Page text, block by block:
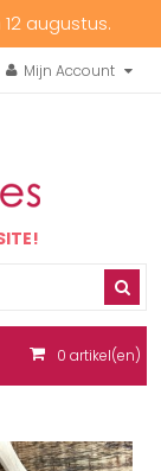
augustus.
Mijn Account
0 artikel(en)